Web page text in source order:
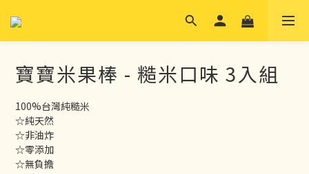
寶寶米果棒 - 糙米口味 3入組
100%台灣純糙米
☆純天然
☆非油炸
☆零添加
☆無負擔